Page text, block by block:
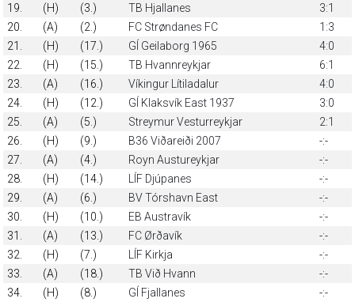
19.
(H) (3.) TB Hjallanes
3:1
20.
(A) (2.) FC Strøndanes FC
1:3
21.
(H) (17.) GÍ Geilaborg 1965
4:0
22.
(H) (15.) TB Hvannreykjar
6:1
23.
(A) (16.) Víkingur Lítiladalur
4:0
24.
(H) (12.) GÍ Klaksvík East 1937
3:0
25.
(A) (5.) Streymur Vesturreykjar
2:1
26.
(H) (9.) B36 Viðareiði 2007
-:-
27.
(A) (4.) Royn Austureykjar
-:-
28.
(H) (14.) LÍF Djúpanes
-:-
29.
(A) (6.) BV Tórshavn East
-:-
30.
(H) (10.) EB Austravík
-:-
31.
(A) (13.) FC Ørðavík
-:-
32.
(H) (7.) LÍF Kirkja
-:-
33.
(A) (18.) TB Við Hvann
-:-
34.
(H) (8.) GÍ Fjallanes -:-